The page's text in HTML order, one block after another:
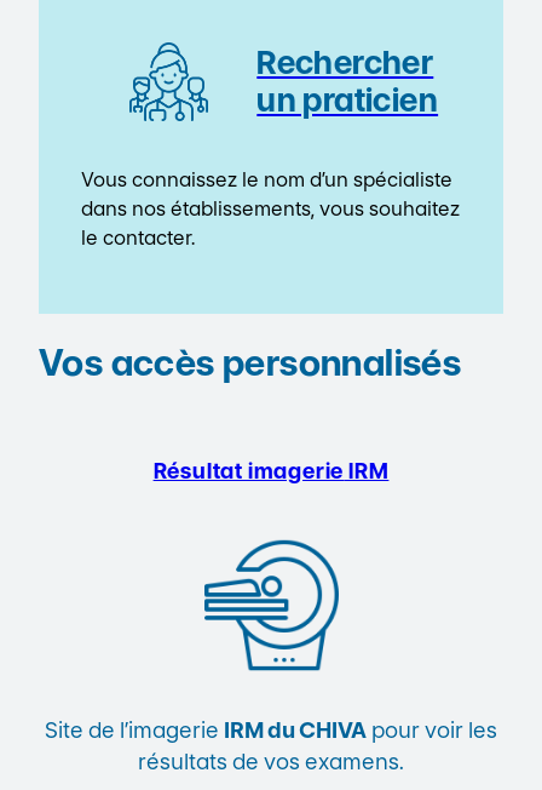
Rechercher
un praticien
Vous connaissez le nom d’un spécialiste
dans nos établissements, vous souhaitez
le contacter.
Vos accès personnalisés
Résultat imagerie IRM
Site de l’imagerie IRM du CHIVA pour voir les
résultats de vos examens.